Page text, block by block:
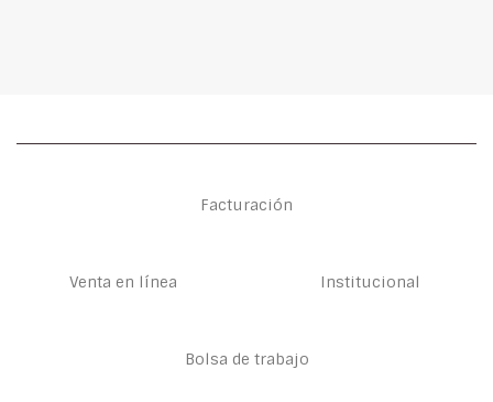
Facturación
Venta en línea Institucional
Bolsa de trabajo